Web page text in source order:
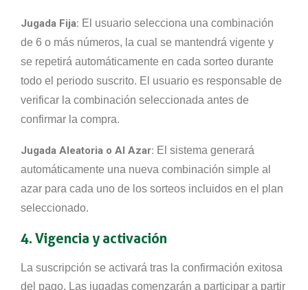
Jugada Fija: El usuario selecciona una combinación
de 6 o más números, la cual se mantendrá vigente y
se repetirá automáticamente en cada sorteo durante
todo el periodo suscrito. El usuario es responsable de
verificar la combinación seleccionada antes de
confirmar la compra.
Jugada Aleatoria o Al Azar: El sistema generará
automáticamente una nueva combinación simple al
azar para cada uno de los sorteos incluidos en el plan
seleccionado.
4. Vigencia y activación
La suscripción se activará tras la confirmación exitosa
del pago. Las jugadas comenzarán a participar a partir